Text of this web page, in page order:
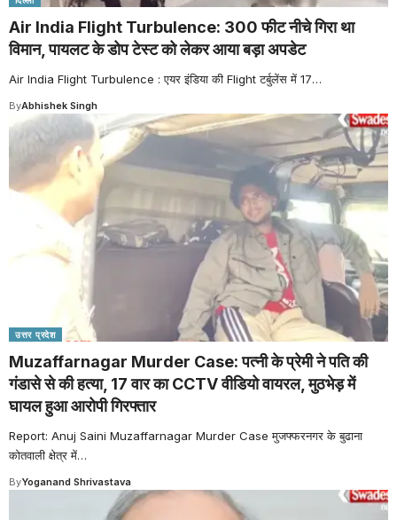
Air India Flight Turbulence: 300 फीट नीचे गिरा था
विमान, पायलट के डोप टेस्ट को लेकर आया बड़ा अपडेट
Air India Flight Turbulence : एयर इंडिया की Flight टर्बुलेंस में 17…
ByAbhishek Singh
उत्तर प्रदेश
Muzaffarnagar Murder Case: पत्नी के प्रेमी ने पति की
गंडासे से की हत्या, 17 वार का CCTV वीडियो वायरल, मुठभेड़ में
घायल हुआ आरोपी गिरफ्तार
Report: Anuj Saini Muzaffarnagar Murder Case मुजफ्फरनगर के बुढाना
कोतवाली क्षेत्र में…
ByYoganand Shrivastava